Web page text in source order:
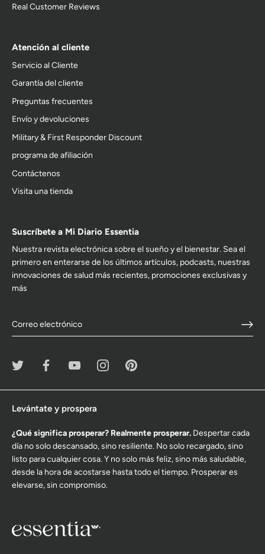
Real Customer Reviews
Atención al cliente
Servicio al Cliente
Garantía del cliente
Preguntas frecuentes
Envío y devoluciones
Military & First Responder Discount
programa de afiliación
Contáctenos
Visita una tienda
Suscríbete a Mi Diario Essentia
Nuestra revista electrónica sobre el sueño y el bienestar. Sea el
primero en enterarse de los últimos artículos, podcasts, nuestras
innovaciones de salud más recientes, promociones exclusivas y
más
Levántate y prospera
¿Qué significa prosperar? Realmente prosperar. Despertar cada
día no solo descansado, sino resiliente. No solo recargado, sino
listo para cualquier cosa. Y no solo más feliz, sino más saludable,
desde la hora de acostarse hasta todo el tiempo. Prosperar es
elevarse, sin compromiso.